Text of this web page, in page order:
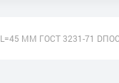
ММ ГОСТ 3231-71